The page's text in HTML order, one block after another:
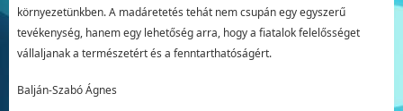
környezetünkben. A madáretetés tehát nem csupán egy egyszerű
tevékenység, hanem egy lehetőség arra, hogy a fiatalok felelősséget
vállaljanak a természetért és a fenntarthatóságért.
Balján-Szabó Ágnes